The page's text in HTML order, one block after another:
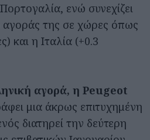
ενώ συνεχίζει
αγοράς της σε χώρες όπως
και η Ιταλία (+0.3
αγορά, η Peugeot
μια άκρως επιτυχημένη
διατηρεί την δεύτερη